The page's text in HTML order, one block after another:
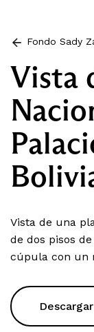
Fondo Sady
Vista
Vista de una
de dos pisos
cúpula con un
Descargar